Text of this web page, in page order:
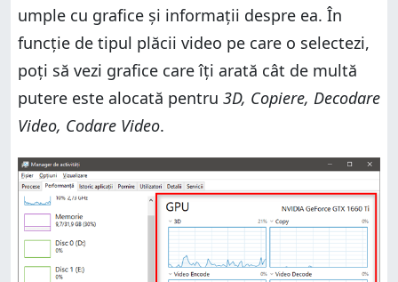
umple cu grafice și informații despre ea. În
funcție de tipul plăcii video pe care o selectezi,
poți să vezi grafice care îți arată cât de multă
putere este alocată pentru 3D, Copiere, Decodare
Video, Codare Video.